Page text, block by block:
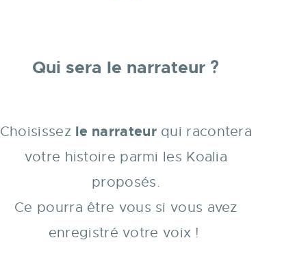
Qui sera le narrateur ?
Choisissez le narrateur qui racontera
votre histoire parmi les Koalia
proposés.
Ce pourra être vous si vous avez
enregistré votre voix !